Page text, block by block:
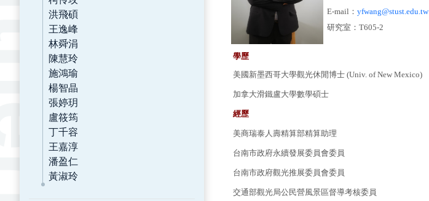
洪飛碩
王逸峰
林舜涓
陳慧玲
施鴻瑜
楊智晶
張婷玥
盧筱筠
丁千容
王嘉淳
潘盈仁
黃淑玲
E-mail ： yfwang@stust.edu.tw
研究室： T605-2
學歷
美國新墨西哥大學觀光休閒博士 (Univ. of New Mexico)
加拿大滑鐵盧大學數學碩士
經歷
美商瑞泰人壽精算部精算助理
台南市政府永續發展委員會委員
台南市政府觀光推展委員會委員
交通部觀光局公民營風景區督導考核委員